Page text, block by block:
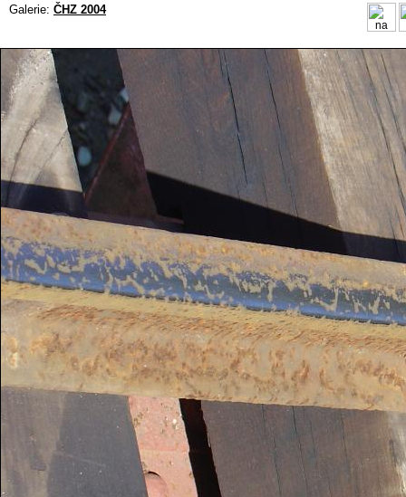
Galerie: ČHZ 2004